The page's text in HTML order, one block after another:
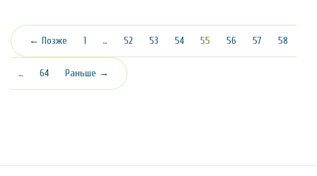
← Позже 1 … 52 53 54 55 (текущая)
56 57 58
… 64 Раньше →